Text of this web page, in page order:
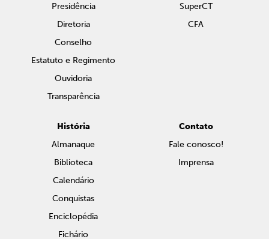
Presidência
Diretoria
Conselho
Estatuto e Regimento
Ouvidoria
Transparência
SuperCT
CFA
História
Almanaque
Biblioteca
Calendário
Conquistas
Enciclopédia
Fichário
Contato
Fale conosco!
Imprensa